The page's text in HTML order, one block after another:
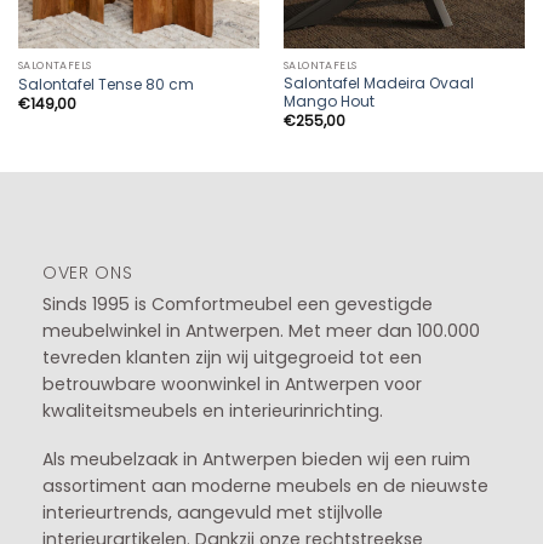
SALONTAFELS
Salontafel Tense 80 cm
€149,00
SALONTAFELS
Salontafel Madeira Ovaal
Mango Hout
€255,00
OVER ONS
Sinds 1995 is Comfortmeubel een gevestigde
meubelwinkel in Antwerpen. Met meer dan 100.000
tevreden klanten zijn wij uitgegroeid tot een
betrouwbare woonwinkel in Antwerpen voor
kwaliteitsmeubels en interieurinrichting.
Als meubelzaak in Antwerpen bieden wij een ruim
assortiment aan moderne meubels en de nieuwste
interieurtrends, aangevuld met stijlvolle